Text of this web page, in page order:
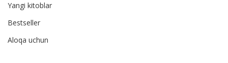
Yangi kitoblar
Bestseller
Aloqa uchun